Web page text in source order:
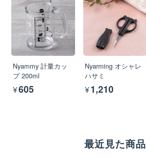
Nyammy 計量カッ
プ 200ml
¥605
Nyarming オシャレ
ハサミ
¥1,210
最近見た商品